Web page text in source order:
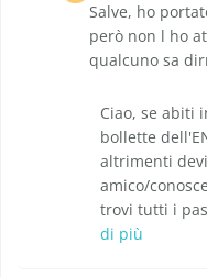
Salve, ho
però non l ho
qualcuno sa
Ciao, se abiti
bollette
altrimenti
amico/
trovi tutti i
di più